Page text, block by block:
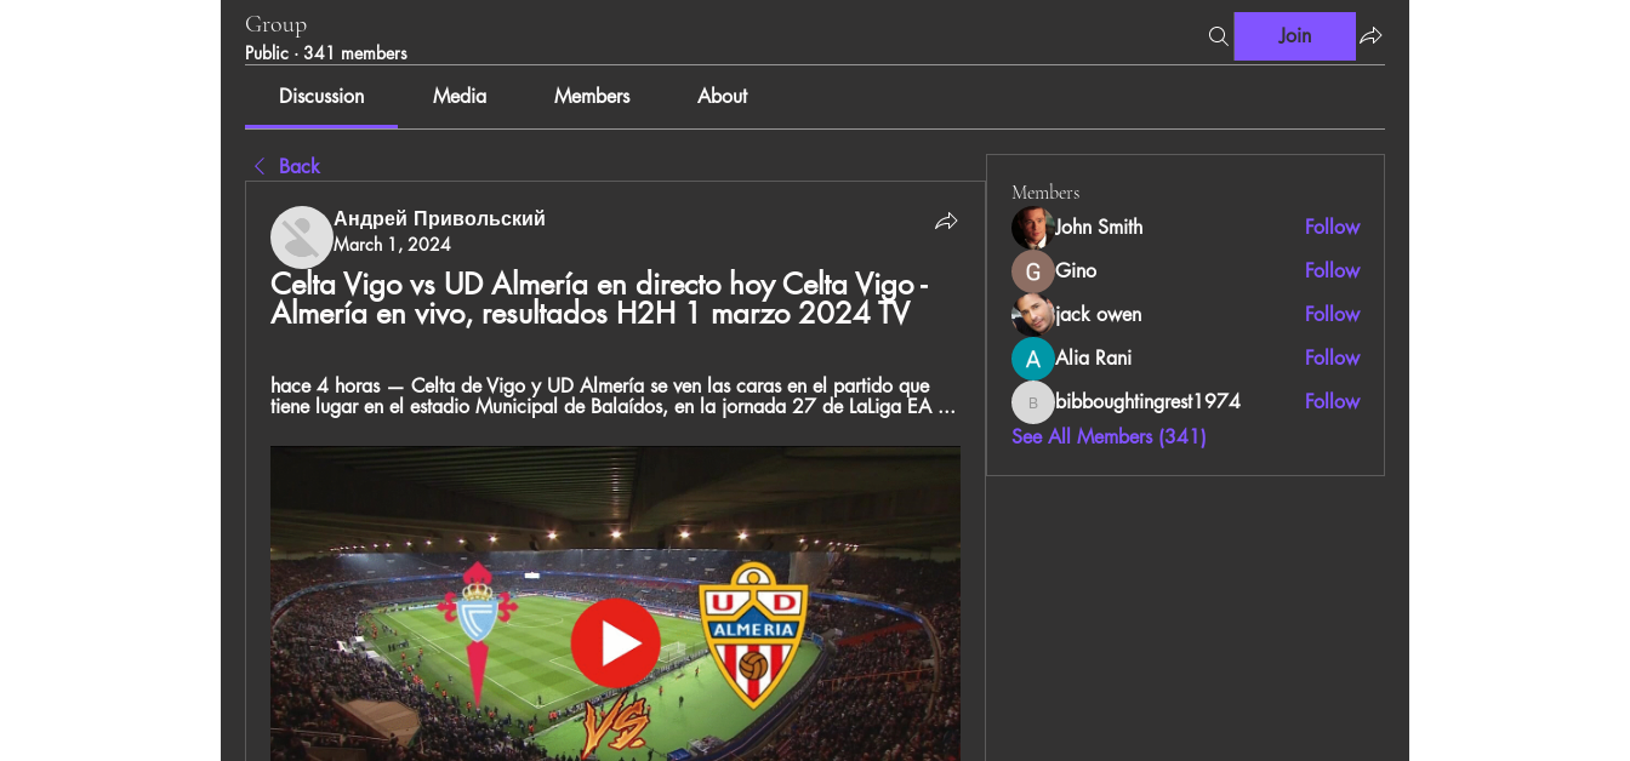
Group
Public · 341 members
Join
Discussion Media Members About
Back
Андрей Привольский
March 1, 2024
Celta Vigo vs UD Almería en directo hoy Celta Vigo -
Almería en vivo, resultados H2H 1 marzo 2024 TV
hace 4 horas — Celta de Vigo y UD Almería se ven las caras en el partido que
tiene lugar en el estadio Municipal de Balaídos, en la jornada 27 de LaLiga EA ...
Members
John Smith
Follow
Gino
Follow
jack owen
Follow
Alia Rani
Follow
bibboughtingrest1974
bibboughtingrest1974
Follow
See All Members (341)